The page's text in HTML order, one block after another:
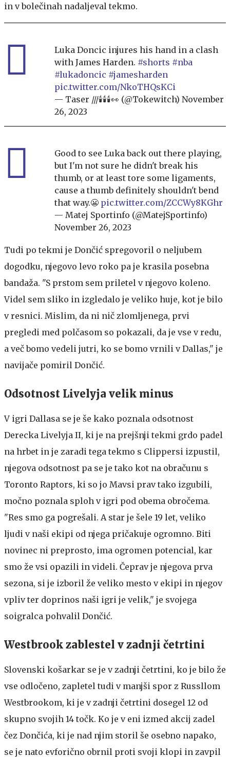
in v bolečinah nadaljeval tekmo.
Luka Doncic injures his hand in a clash
with James Harden. #shorts #nba
#lukadoncic #jamesharden
pic.twitter.com/NkoTHQsKCi
— Taser ///🕯️🕯️🕯️👀 (@Tokewitch) November
26, 2023
Good to see Luka back out there playing,
but I'm not sure he didn't break his
thumb, or at least tore some ligaments,
cause a thumb definitely shouldn't bend
that way.😬 pic.twitter.com/ZCCWy8KGhr
— Matej Sportinfo (@MatejSportinfo)
November 26, 2023
Tudi po tekmi je Dončić spregovoril o neljubem
dogodku, njegovo levo roko pa je krasila posebna
bandaža. "S prstom sem priletel v njegovo koleno.
Videl sem sliko in izgledalo je veliko huje, kot je bilo
v resnici. Mislim, da ni nič zlomljenega, prvi
pregledi med polčasom so pokazali, da je vse v redu,
a več bomo vedeli jutri, ko se bomo vrnili v Dallas," je
navijače pomiril Dončić.
Odsotnost Livelyja velik minus
V igri Dallasa se je še kako poznala odsotnost
Derecka Livelyja II, ki je na prejšnji tekmi grdo padel
na hrbet in je zaradi tega tekmo s Clippersi izpustil,
njegova odsotnost pa se je tako kot na obračunu s
Toronto Raptors, ki so jo Mavsi prav tako izgubili,
močno poznala sploh v igri pod obema obročema.
"Res smo ga pogrešali. A star je šele 19 let, veliko
ljudi v naši ekipi od njega pričakuje ogromno. Biti
novinec ni preprosto, ima ogromen potencial, kar
smo že vsi opazili in videli. Čeprav je njegova prva
sezona, si je izboril že veliko mesto v ekipi in njegov
vpliv ter doprinos naši igri je velik," je svojega
soigralca pohvalil Dončić.
Westbrook zablestel v zadnji četrtini
Slovenski košarkar se je v zadnji četrtini, ko je bilo že
vse odločeno, zapletel tudi v manjši spor z Russllom
Westbrookom, ki je v zadnji četrtini dosegel 12 od
skupno svojih 14 točk. Ko je v eni izmed akcij zadel
čez Dončića, ki je nad njim storil še osebno napako,
se je nato evforično obrnil proti svoji klopi in zavpil